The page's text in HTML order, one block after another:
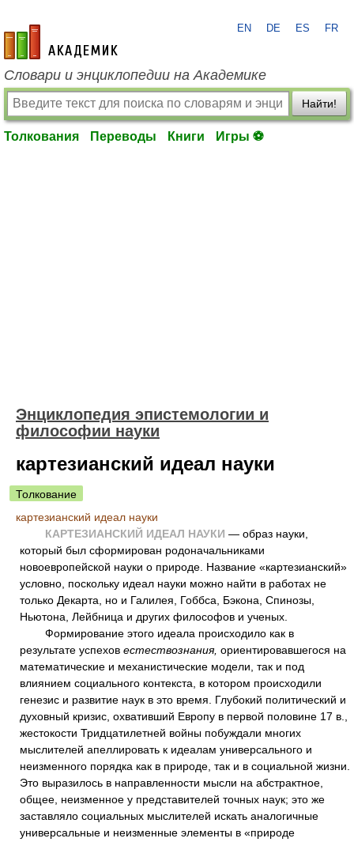
academic.ru
EN DE ES FR
Словари и энциклопедии на Академике
Найти!
Толкования Переводы Книги Игры ⚽
Энциклопедия эпистемологии и
философии науки
картезианский идеал науки
Толкование
картезианский идеал науки
КАРТЕЗИАНСКИЙ ИДЕАЛ НАУКИ — образ науки,
который был сформирован родоначальниками
новоевропейской науки о природе. Название «картезианский»
условно, поскольку идеал науки можно найти в работах не
только Декарта, но и Галилея, Гоббса, Бэкона, Спинозы,
Ньютона, Лейбница и других философов и ученых.
Формирование этого идеала происходило как в
результате успехов естествознания, ориентировавшегося на
математические и механистические модели, так и под
влиянием социального контекста, в котором происходили
генезис и развитие наук в это время. Глубокий политический и
духовный кризис, охвативший Европу в первой половине 17 в.,
жестокости Тридцатилетней войны побуждали многих
мыслителей апеллировать к идеалам универсального и
неизменного порядка как в природе, так и в социальной жизни.
Это выразилось в направленности мысли на абстрактное,
общее, неизменное у представителей точных наук; это же
заставляло социальных мыслителей искать аналогичные
универсальные и неизменные элементы в «природе